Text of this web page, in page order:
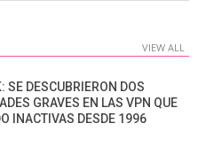
VIEW ALL
SE DESCUBRIERON DOS
GRAVES EN LAS VPN QUE
INACTIVAS DESDE 1996